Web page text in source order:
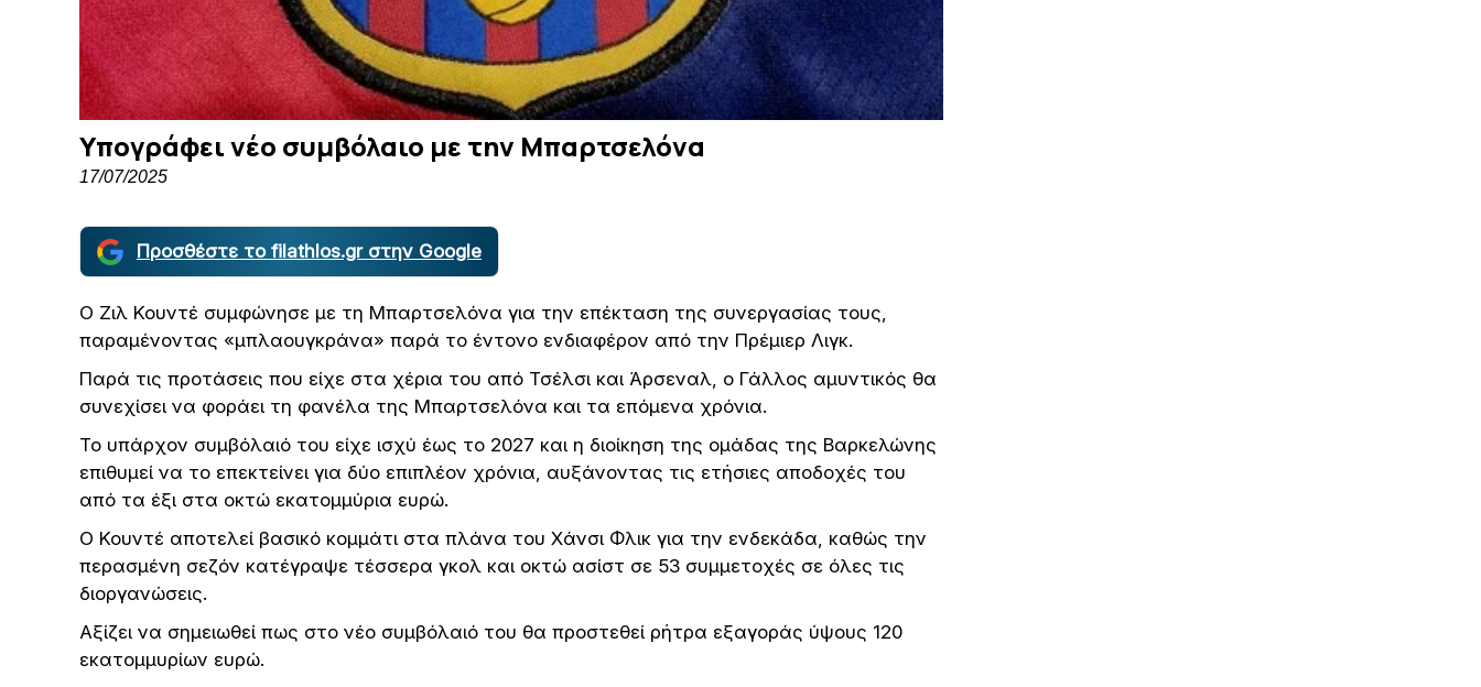
Υπογράφει νέο συμβόλαιο με την Μπαρτσελόνα
17/07/2025
Προσθέστε το filathlos.gr στην Google
Ο Ζιλ Κουντέ συμφώνησε με τη Μπαρτσελόνα για την επέκταση της συνεργασίας τους,
παραμένοντας «μπλαουγκράνα» παρά το έντονο ενδιαφέρον από την Πρέμιερ Λιγκ.
Παρά τις προτάσεις που είχε στα χέρια του από Τσέλσι και Άρσεναλ, ο Γάλλος αμυντικός θα
συνεχίσει να φοράει τη φανέλα της Μπαρτσελόνα και τα επόμενα χρόνια.
Το υπάρχον συμβόλαιό του είχε ισχύ έως το 2027 και η διοίκηση της ομάδας της Βαρκελώνης
επιθυμεί να το επεκτείνει για δύο επιπλέον χρόνια, αυξάνοντας τις ετήσιες αποδοχές του
από τα έξι στα οκτώ εκατομμύρια ευρώ.
Ο Κουντέ αποτελεί βασικό κομμάτι στα πλάνα του Χάνσι Φλικ για την ενδεκάδα, καθώς την
περασμένη σεζόν κατέγραψε τέσσερα γκολ και οκτώ ασίστ σε 53 συμμετοχές σε όλες τις
διοργανώσεις.
Αξίζει να σημειωθεί πως στο νέο συμβόλαιό του θα προστεθεί ρήτρα εξαγοράς ύψους 120
εκατομμυρίων ευρώ.